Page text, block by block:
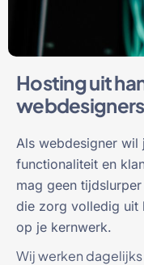
Hosting uit
Als webdesigner wil
functionaliteit en
mag geen
die zorg volledig uit
op je kernwerk.
Wij werken